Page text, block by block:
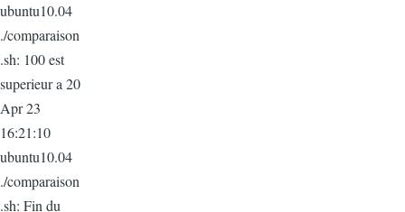
ubuntu10.04
./comparaison
.sh: 100 est
superieur a 20
Apr 23
16:21:10
ubuntu10.04
./comparaison
.sh: Fin du